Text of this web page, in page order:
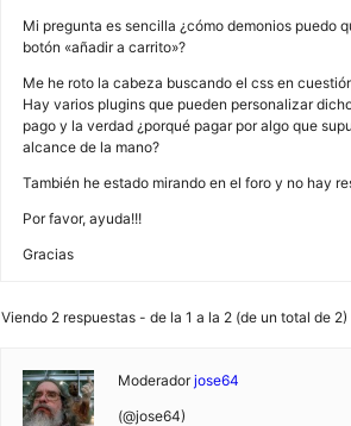
Mi pregunta es sencilla ¿cómo demonios puedo
botón «añadir a carrito»?
Me he roto la cabeza buscando el css en
Hay varios plugins que pueden personalizar
pago y la verdad ¿porqué pagar por algo que
alcance de la mano?
También he estado mirando en el foro y no hay
Por favor, ayuda!!!
Gracias
Viendo 2 respuestas - de la 1 a la 2 (de un total de 2)
Moderador jose64
(@jose64)